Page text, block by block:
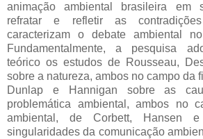
animação ambiental brasileira em
refratar e refletir as
caracterizam o debate ambiental
Fundamentalmente, a pesquisa
teórico os estudos de Rousseau,
sobre a natureza, ambos no campo da
Dunlap e Hannigan sobre as
problemática ambiental, ambos no
ambiental, de Corbett, Hansen
singularidades da comunicação